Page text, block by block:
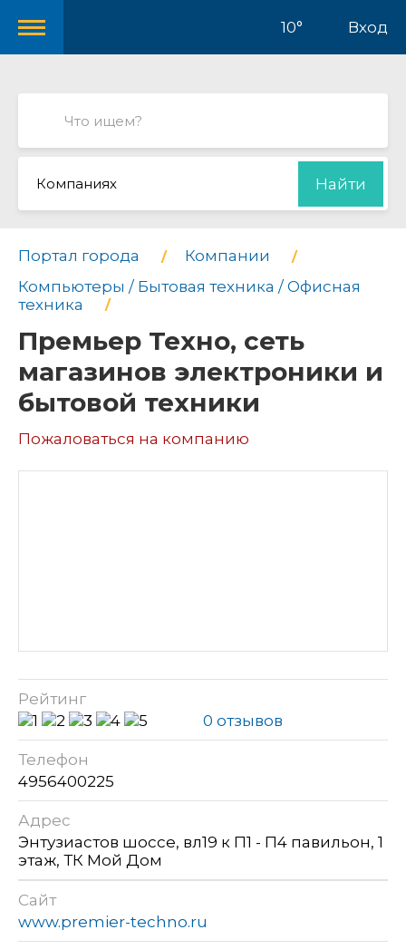
10° Вход
Компаниях Найти
Портал города
Компании
Компьютеры / Бытовая техника / Офисная
техника
Премьер Техно, сеть
магазинов электроники и
бытовой техники
Пожаловаться на компанию
Рейтинг
0 отзывов
Телефон
4956400225
Адрес
Энтузиастов шоссе, вл19 к П1 - П4 павильон, 1
этаж, ТК Мой Дом
Сайт
www.premier-techno.ru